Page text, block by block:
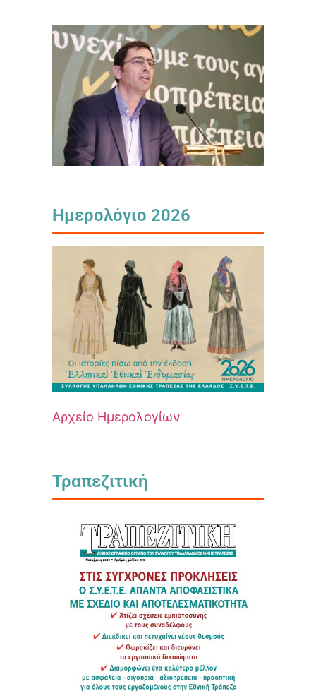
Ημερολόγιο 2026
Αρχείο Ημερολογίων
Τραπεζιτική